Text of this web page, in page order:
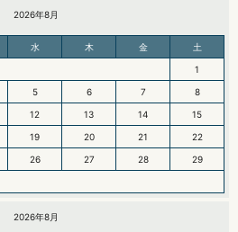
2026年8月
水 木 金 土
1
5 6 7 8
12 13 14 15
19 20 21 22
26 27 28 29
2026年8月